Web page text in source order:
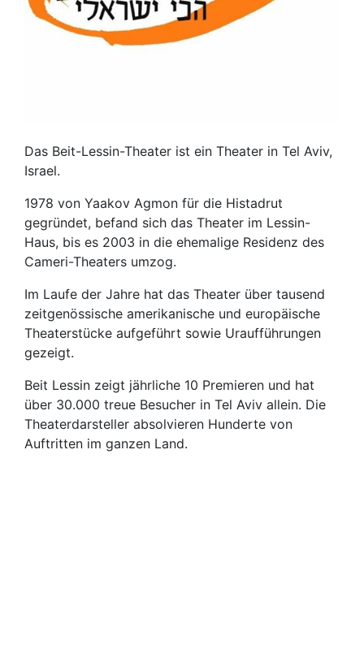
Das Beit-Lessin-Theater ist ein Theater in Tel Aviv,
Israel.
1978 von Yaakov Agmon für die Histadrut
gegründet, befand sich das Theater im Lessin-
Haus, bis es 2003 in die ehemalige Residenz des
Cameri-Theaters umzog.
Im Laufe der Jahre hat das Theater über tausend
zeitgenössische amerikanische und europäische
Theaterstücke aufgeführt sowie Uraufführungen
gezeigt.
Beit Lessin zeigt jährliche 10 Premieren und hat
über 30.000 treue Besucher in Tel Aviv allein. Die
Theaterdarsteller absolvieren Hunderte von
Auftritten im ganzen Land.